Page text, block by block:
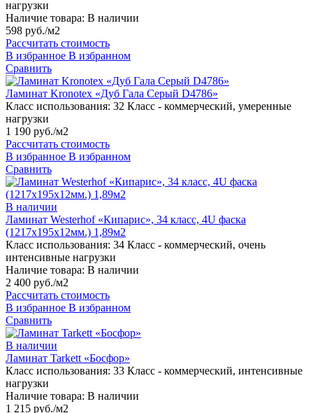
нагрузки
Наличие товара: В наличии
598 руб./м2
Рассчитать стоимость
В избранное В избранном
Сравнить
Ламинат Kronotex «Дуб Гала Cерый D4786»
Класс использования: 32 Класс - коммерческий, умеренные
нагрузки
1 190 руб./м2
Рассчитать стоимость
В избранное В избранном
Сравнить
В наличии
Ламинат Westerhof «Кипарис», 34 класс, 4U фаска
(1217х195х12мм.) 1,89м2
Класс использования: 34 Класс - коммерческий, очень
интенсивные нагрузки
Наличие товара: В наличии
2 400 руб./м2
Рассчитать стоимость
В избранное В избранном
Сравнить
В наличии
Ламинат Tarkett «Босфор»
Класс использования: 33 Класс - коммерческий, интенсивные
нагрузки
Наличие товара: В наличии
1 215 руб./м2